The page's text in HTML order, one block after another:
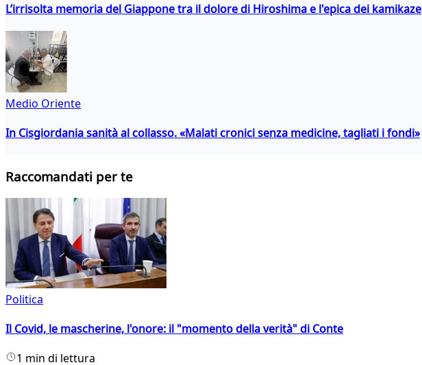
L’irrisolta memoria del Giappone tra il dolore di Hiroshima e l'epica dei kamikaze
Medio Oriente
In Cisgiordania sanità al collasso. «Malati cronici senza medicine, tagliati i fondi»
Raccomandati per te
Politica
Il Covid, le mascherine, l'onore: il "momento della verità" di Conte
1 min di lettura